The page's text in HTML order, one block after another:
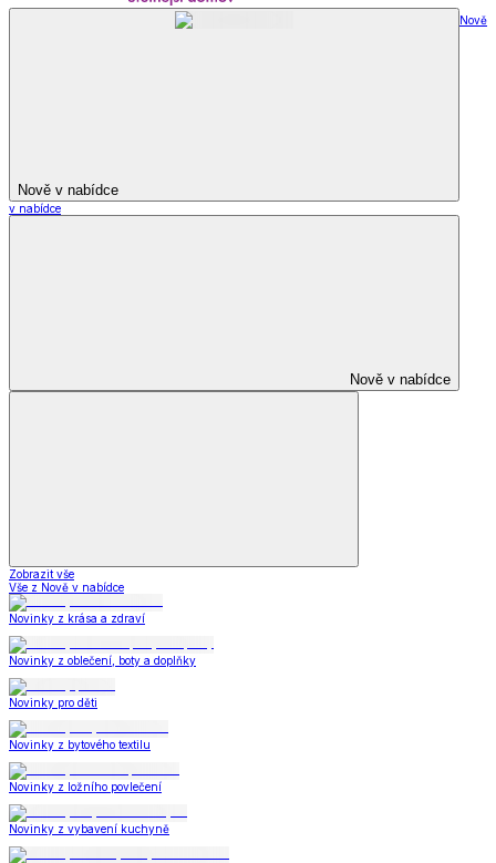
Nově v nabídce
Nově
v nabídce
Nově v nabídce
Zobrazit vše
Vše z Nově v nabídce
Novinky z krása a zdraví
Novinky z oblečení, boty a doplňky
Novinky pro děti
Novinky z bytového textilu
Novinky z ložního povlečení
Novinky z vybavení kuchyně